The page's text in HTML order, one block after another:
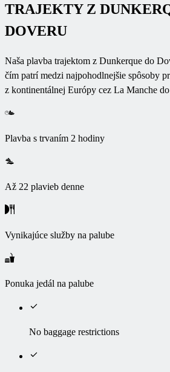
TRAJEKTY Z
DOVERU
Naša plavba trajektom z Dunkerque do
čím patrí medzi najpohodlnejšie spôsoby
z kontinentálnej Európy cez La Manche
Plavba s trvaním 2 hodiny
Až 22 plavieb denne
Vynikajúce služby na palube
Ponuka jedál na palube
No baggage restrictions